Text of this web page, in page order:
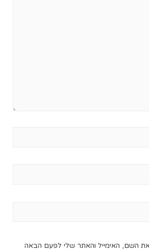
השם, האימייל והאתר שלי לפעם הבאה